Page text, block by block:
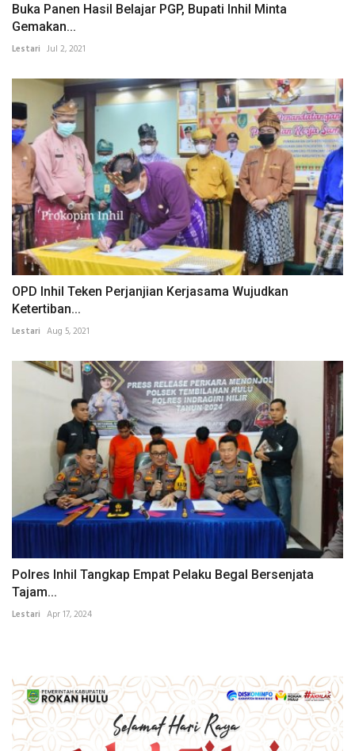
Buka Panen Hasil Belajar PGP, Bupati Inhil Minta
Gemakan...
Lestari Jul 2, 2021
OPD Inhil Teken Perjanjian Kerjasama Wujudkan
Ketertiban...
Lestari Aug 5, 2021
Polres Inhil Tangkap Empat Pelaku Begal Bersenjata
Tajam...
Lestari Apr 17, 2024